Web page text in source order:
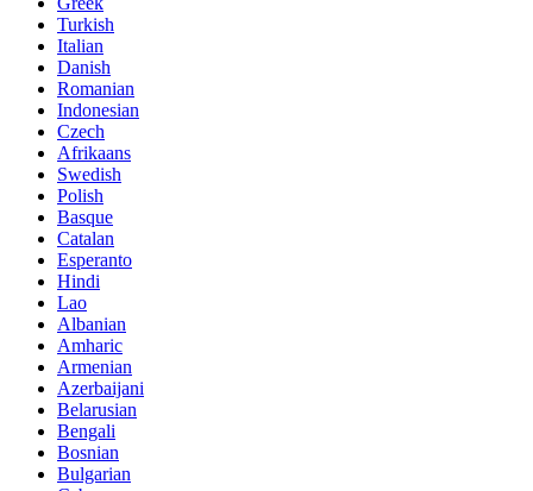
Turkish
Italian
Danish
Romanian
Indonesian
Czech
Afrikaans
Swedish
Polish
Basque
Catalan
Esperanto
Hindi
Lao
Albanian
Amharic
Armenian
Azerbaijani
Belarusian
Bengali
Bosnian
Bulgarian